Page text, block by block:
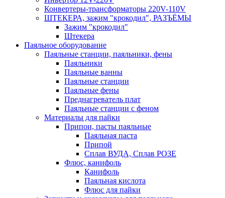
Конвертеры-трансформаторы 220V-110V
ШТЕКЕРА, зажим "крокодил", РАЗЪЁМЫ
Зажим "крокодил"
Штекера
Паяльное оборудование
Паяльные станции, паяльники, фены
Паяльники
Паяльные ванны
Паяльные станции
Паяльные фены
Преднагреватель плат
Паяльные станции с феном
Материалы для пайки
Припои, пасты паяльные
Паяльная паста
Припой
Сплав ВУДА, Сплав РОЗЕ
Флюс, канифоль
Канифоль
Паяльная кислота
Флюс для пайки